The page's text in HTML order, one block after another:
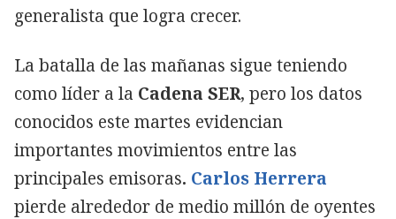
generalista que logra crecer.
La batalla de las mañanas sigue teniendo
como líder a la Cadena SER, pero los datos
conocidos este martes evidencian
importantes movimientos entre las
principales emisoras. Carlos Herrera
pierde alrededor de medio millón de oyentes